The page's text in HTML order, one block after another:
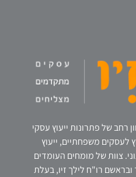
רחב של פתרונות ייעוץ עסקי
לעסקים משפחתיים, ייעוץ
צוות של מומחים העומדים
רו"ח לילך זיו, בעלת